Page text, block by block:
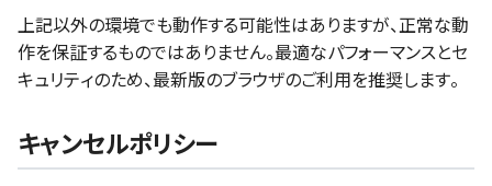
上記以外の環境でも動作する可能性はありますが、正常な動
作を保証するものではありません。最適なパフォーマンスとセ
キュリティのため、最新版のブラウザのご利用を推奨します。
キャンセルポリシー